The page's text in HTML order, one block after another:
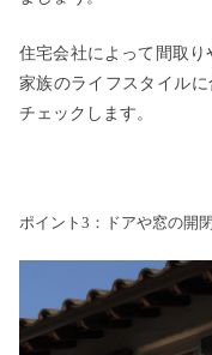
住宅会社によって間取
家族のライフスタイル
チェックします。
ポイント3：ドアや窓の開